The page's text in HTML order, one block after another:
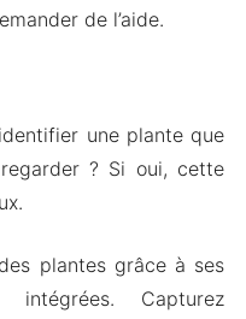
de l’aide.
une plante que
? Si oui, cette
plantes grâce à ses
Capturez